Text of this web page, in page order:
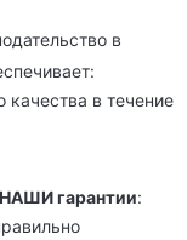
в
в течение
НАШИ гарантии: